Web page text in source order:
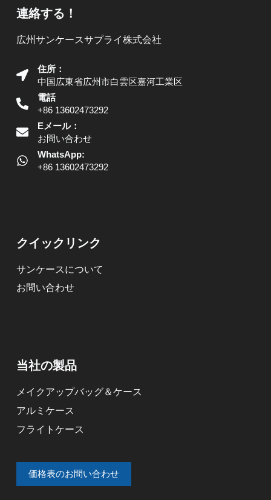
連絡する！
広州サンケースサプライ株式会社
住所：
中国広東省広州市白雲区嘉河工業区
電話
+86 13602473292
Eメール：
お問い合わせ
WhatsApp:
+86 13602473292
クイックリンク
サンケースについて
お問い合わせ
当社の製品
メイクアップバッグ＆ケース
アルミケース
フライトケース
価格表のお問い合わせ